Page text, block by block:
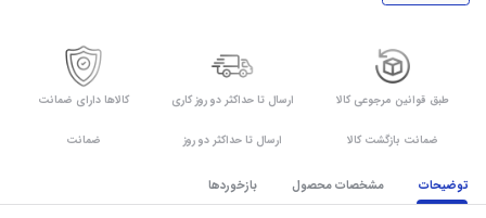
طبق قوانین مرجوعی کالا
ضمانت بازگشت کالا
ارسال تا حداکثر دو روز کاری
ارسال تا حداکثر دو روز
کالاها دارای ضمانت
ضمانت
توضیحات مشخصات محصول بازخوردها